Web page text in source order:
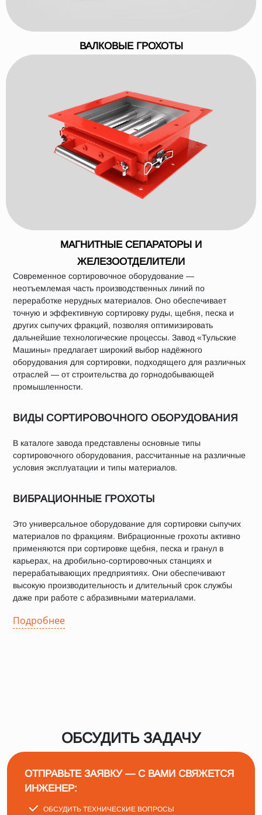
ВАЛКОВЫЕ ГРОХОТЫ
МАГНИТНЫЕ СЕПАРАТОРЫ И
ЖЕЛЕЗООТДЕЛИТЕЛИ
Современное сортировочное оборудование —
неотъемлемая часть производственных линий по
переработке нерудных материалов. Оно обеспечивает
точную и эффективную сортировку руды, щебня, песка и
других сыпучих фракций, позволяя оптимизировать
дальнейшие технологические процессы. Завод «Тульские
Машины» предлагает широкий выбор надёжного
оборудования для сортировки, подходящего для различных
отраслей — от строительства до горнодобывающей
промышленности.
ВИДЫ СОРТИРОВОЧНОГО ОБОРУДОВАНИЯ
В каталоге завода представлены основные типы
сортировочного оборудования, рассчитанные на различные
условия эксплуатации и типы материалов.
ВИБРАЦИОННЫЕ ГРОХОТЫ
Это универсальное оборудование для сортировки сыпучих
материалов по фракциям. Вибрационные грохоты активно
применяются при сортировке щебня, песка и гранул в
карьерах, на дробильно-сортировочных станциях и
перерабатывающих предприятиях. Они обеспечивают
высокую производительность и длительный срок службы
даже при работе с абразивными материалами.
Подробнее
ОБСУДИТЬ ЗАДАЧУ
ОТПРАВЬТЕ ЗАЯВКУ — С ВАМИ СВЯЖЕТСЯ
ИНЖЕНЕР:
ОБСУДИТЬ ТЕХНИЧЕСКИЕ ВОПРОСЫ